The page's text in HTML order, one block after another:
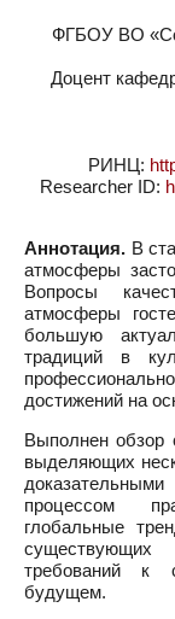
ФГБОУ ВО
Доцент
РИНЦ:
Researcher ID:
Аннотация. В
атмосферы
Вопросы
атмосферы
большую
традиций в
достижений на
Выполнен обзор
выделяющих
процессом
глобальные
существующих
требований к
будущем.